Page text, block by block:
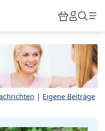
HiPP
| Eigene Beiträge